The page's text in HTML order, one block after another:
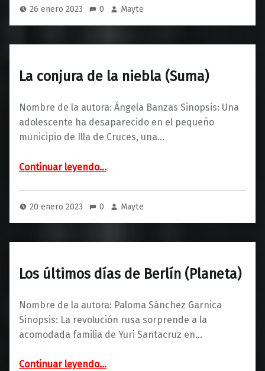
26 enero 2023 0 Mayte
La conjura de la niebla (Suma)
Nombre de la autora: Ángela Banzas Sinopsis: Una
adolescente ha desaparecido en el pequeño
municipio de Illa de Cruces, una…
Continuar leyendo“La conjura de la niebla (Suma)”
…
20 enero 2023 0 Mayte
Los últimos días de Berlín (Planeta)
Nombre de la autora: Paloma Sánchez Garnica
Sinopsis: La revolución rusa sorprende a la
acomodada familia de Yuri Santacruz en…
Continuar leyendo“Los últimos días de Berlín (Planeta)”
…